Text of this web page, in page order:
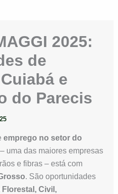
2025:
de
e
do Parecis
emprego no setor do
uma das maiores empresas
e fibras – está com
. São oportunidades
Florestal, Civil,